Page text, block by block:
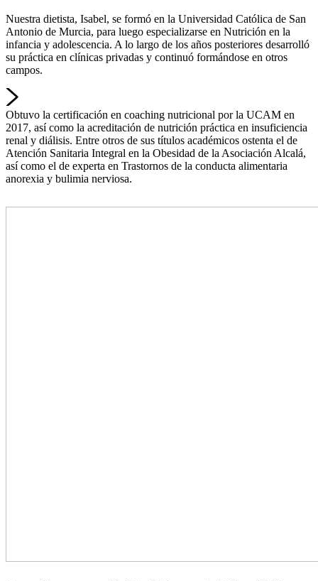
Nuestra dietista, Isabel, se formó en la Universidad Católica de San
Antonio de Murcia, para luego especializarse en Nutrición en la
infancia y adolescencia. A lo largo de los años posteriores desarrolló
su práctica en clínicas privadas y continuó formándose en otros
campos.
Obtuvo la certificación en coaching nutricional por la UCAM en
2017, así como la acreditación de nutrición práctica en insuficiencia
renal y diálisis. Entre otros de sus títulos académicos ostenta el de
Atención Sanitaria Integral en la Obesidad de la Asociación Alcalá,
así como el de experta en Trastornos de la conducta alimentaria
anorexia y bulimia nerviosa.